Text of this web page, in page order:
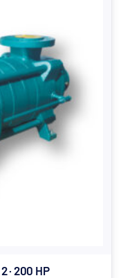
· 200 HP